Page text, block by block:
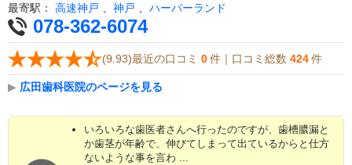
最寄駅： 高速神戸 神戸 ハーバーランド
078-362-6074
(9.93)最近の口コミ 0 件｜口コミ総数 424 件
▶ 広田歯科医院のページを見る
いろいろな歯医者さんへ行ったのですが、歯槽膿漏と
か歯茎が年齢で、伸びてしまって出ているからと仕方
ないような事を言わ ...